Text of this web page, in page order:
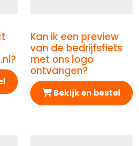
contact opnemen met
Afbeelding Kan ik een
Kan ik een preview
van de bedrijfsfiets
met ons logo
ontvangen?
Bekijk en bestel